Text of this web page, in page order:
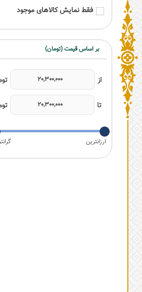
فقط نمایش کالاهای موجود
بر اساس قیمت (تومان)